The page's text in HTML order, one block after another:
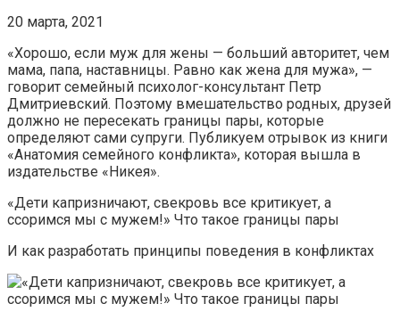
20 марта, 2021
«Хорошо, если муж для жены — больший авторитет, чем
мама, папа, наставницы. Равно как жена для мужа», —
говорит семейный психолог-консультант Петр
Дмитриевский. Поэтому вмешательство родных, друзей
должно не пересекать границы пары, которые
определяют сами супруги. Публикуем отрывок из книги
«Анатомия семейного конфликта», которая вышла в
издательстве «Никея».
«Дети капризничают, свекровь все критикует, а
ссоримся мы с мужем!» Что такое границы пары
И как разработать принципы поведения в конфликтах